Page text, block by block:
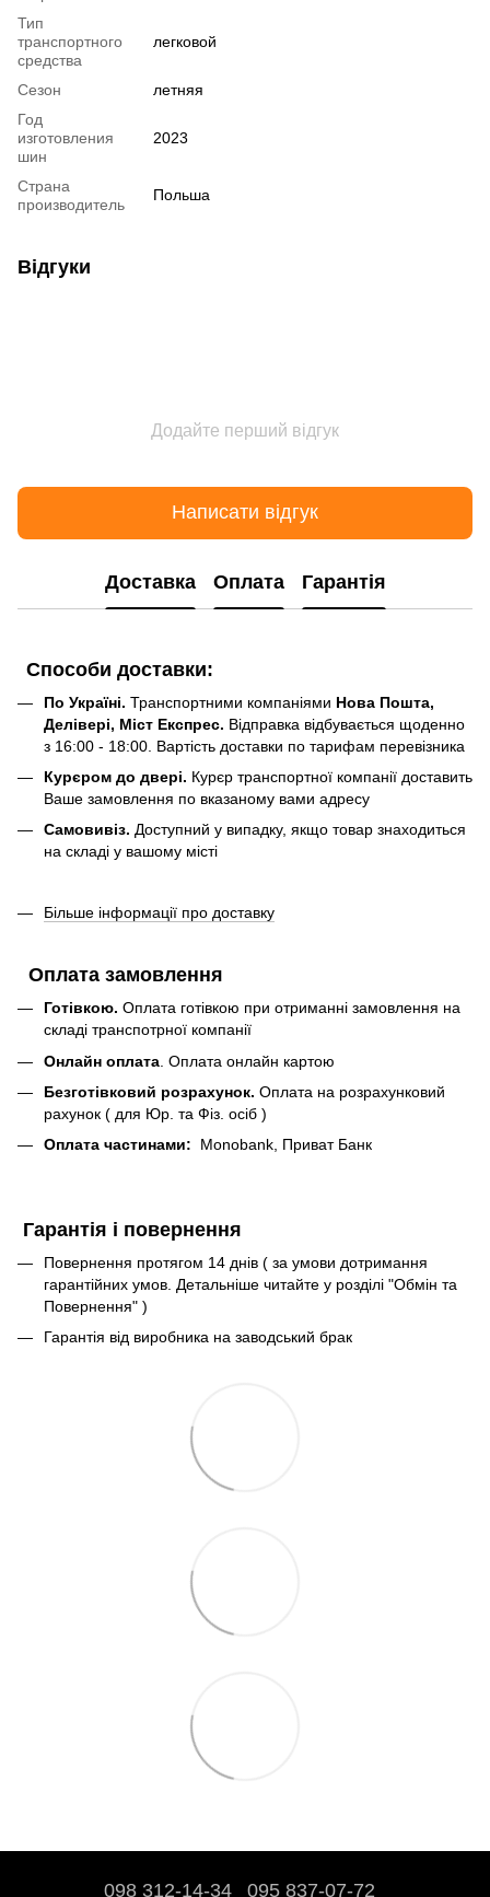
Тип
транспортного
средства
легковой
Сезон
летняя
Год
изготовления
шин
2023
Страна
производитель
Польша
Відгуки
Додайте перший відгук
Написати відгук
Доставка Оплата Гарантія
Способи доставки:
По Україні. Транспортними компаніями Нова Пошта,
Делівері, Міст Експрес. Відправка відбувається щоденно
з 16:00 - 18:00. Вартість доставки по тарифам перевізника
Курєром до двері. Курєр транспортної компанії доставить
Ваше замовлення по вказаному вами адресу
Самовивіз. Доступний у випадку, якщо товар знаходиться
на складі у вашому місті
Більше інформації про доставку
Оплата замовлення
Готівкою. Оплата готівкою при отриманні замовлення на
складі транспотрної компанії
Онлайн оплата . Оплата онлайн картою
Безготівковий розрахунок. Оплата на розрахунковий
рахунок ( для Юр. та Фіз. осіб )
Оплата частинами: Monobank, Приват Банк
Гарантія і повернення
Повернення протягом 14 днів ( за умови дотримання
гарантійних умов. Детальніше читайте у розділі "Обмін та
Повернення" )
Гарантія від виробника на заводський брак
098 312-14-34 095 837-07-72